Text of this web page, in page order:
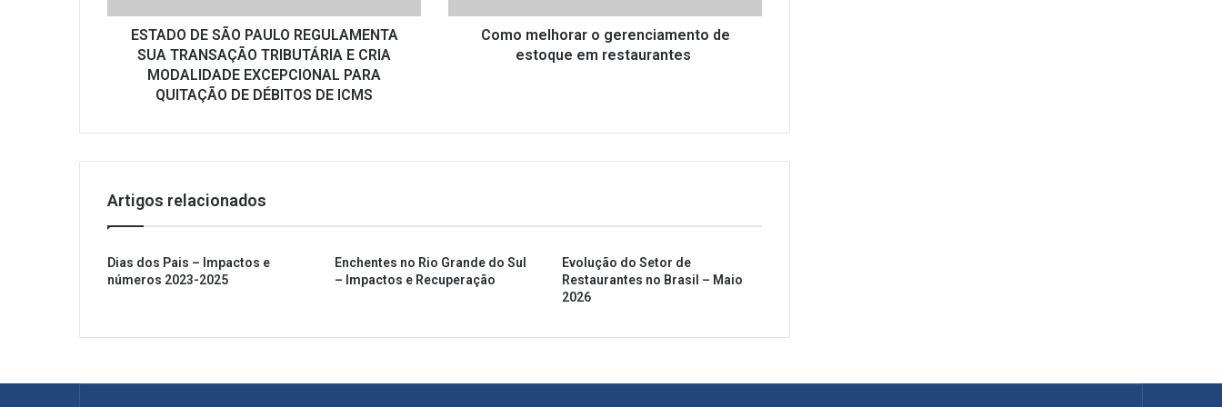
E
CRIA
MODALIDADE
EXCEPCIONAL
DE
ESTADO DE SÃO PAULO REGULAMENTA
SUA TRANSAÇÃO TRIBUTÁRIA E CRIA
MODALIDADE EXCEPCIONAL PARA
QUITAÇÃO DE DÉBITOS DE ICMS
Como melhorar o gerenciamento de
estoque em restaurantes
Artigos relacionados
Dias dos Pais – Impactos e
números 2023-2025
Enchentes no Rio Grande do Sul
– Impactos e Recuperação
Evolução do Setor de
Restaurantes no Brasil – Maio
2026